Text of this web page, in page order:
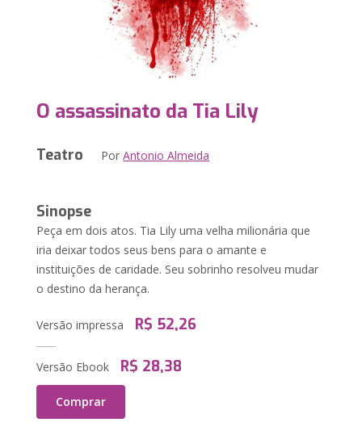
O assassinato da Tia Lily
Teatro PorAntonio Almeida
Sinopse
Peça em dois atos. Tia Lily uma velha milionária que
iria deixar todos seus bens para o amante e
instituições de caridade. Seu sobrinho resolveu mudar
o destino da herança.
Versão impressa R$ 52,26
Versão Ebook R$ 28,38
Comprar